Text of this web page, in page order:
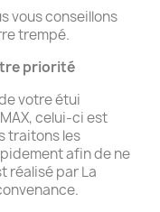
vous conseillons
trempé.
priorité
votre étui
celui-ci est
traitons les
afin de ne
réalisé par La